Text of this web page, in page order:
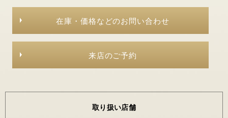
在庫・価格などのお問い合わせ
来店のご予約
取り扱い店舗